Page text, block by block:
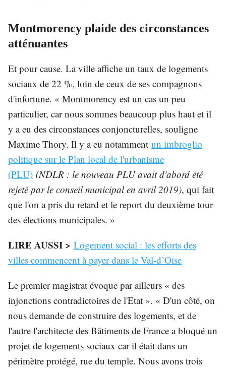
Montmorency plaide des circonstances
atténuantes
Et pour cause. La ville affiche un taux de logements
sociaux de 22 %, loin de ceux de ses compagnons
d'infortune. « Montmorency est un cas un peu
particulier, car nous sommes beaucoup plus haut et il
y a eu des circonstances conjoncturelles, souligne
Maxime Thory. Il y a eu notamment un imbroglio
politique sur le Plan local de l'urbanisme
(PLU) (NDLR : le nouveau PLU avait d'abord été
rejeté par le conseil municipal en avril 2019), qui fait
que l'on a pris du retard et le report du deuxième tour
des élections municipales. »
LIRE AUSSI > Logement social : les efforts des
villes commencent à payer dans le Val-d’Oise
Le premier magistrat évoque par ailleurs « des
injonctions contradictoires de l'Etat ». « D'un côté, on
nous demande de construire des logements, et de
l'autre l'architecte des Bâtiments de France a bloqué un
projet de logements sociaux car il était dans un
périmètre protégé, rue du temple. Nous avons trois